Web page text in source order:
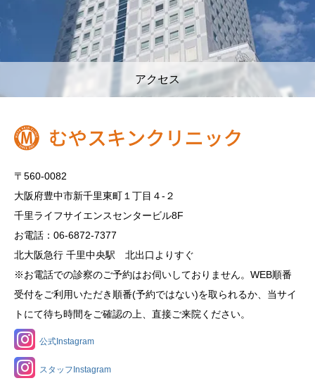
アクセス
〒560-0082
大阪府豊中市新千里東町１丁目４‐２
千里ライフサイエンスセンタービル8F
お電話：06-6872-7377
北大阪急行 千里中央駅 北出口よりすぐ
※お電話での診察のご予約はお伺いしておりません。WEB順番
受付をご利用いただき順番(予約ではない)を取られるか、当サイ
トにて待ち時間をご確認の上、直接ご来院ください。
公式Instagram
スタッフInstagram